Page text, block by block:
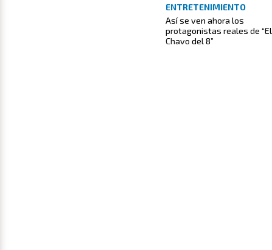
ENTRETENIMIENTO
Así se ven ahora los
protagonistas reales de “El
Chavo del 8”